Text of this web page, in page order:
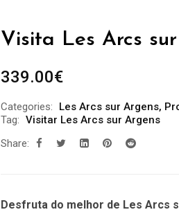
Visita Les Arcs
339.00€
Categories: Les Arcs sur Argens,
Tag: Visitar Les Arcs sur Argens
Share:
Desfruta do melhor de Les Arcs